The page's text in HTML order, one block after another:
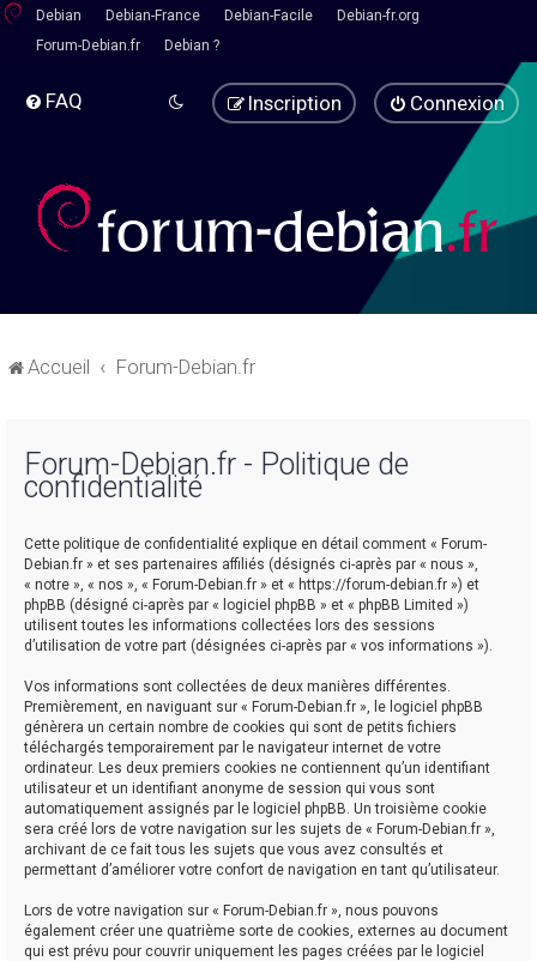
Debian Debian-France Debian-Facile
Debian-fr.org
Forum-Debian.fr
Debian ?
FAQ Connexion
Inscription
Accueil Forum-Debian.fr
Forum-Debian.fr - Politique de
confidentialité
Cette politique de confidentialité explique en détail comment « Forum-
Debian.fr » et ses partenaires affiliés (désignés ci-après par « nous »,
« notre », « nos », « Forum-Debian.fr » et « https://forum-debian.fr ») et
phpBB (désigné ci-après par « logiciel phpBB » et « phpBB Limited »)
utilisent toutes les informations collectées lors des sessions
d’utilisation de votre part (désignées ci-après par « vos informations »).
Vos informations sont collectées de deux manières différentes.
Premièrement, en naviguant sur « Forum-Debian.fr », le logiciel phpBB
génèrera un certain nombre de cookies qui sont de petits fichiers
téléchargés temporairement par le navigateur internet de votre
ordinateur. Les deux premiers cookies ne contiennent qu’un identifiant
utilisateur et un identifiant anonyme de session qui vous sont
automatiquement assignés par le logiciel phpBB. Un troisième cookie
sera créé lors de votre navigation sur les sujets de « Forum-Debian.fr »,
archivant de ce fait tous les sujets que vous avez consultés et
permettant d’améliorer votre confort de navigation en tant qu’utilisateur.
Lors de votre navigation sur « Forum-Debian.fr », nous pouvons
également créer une quatrième sorte de cookies, externes au document
qui est prévu pour couvrir uniquement les pages créées par le logiciel